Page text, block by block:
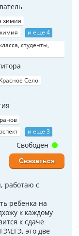
химия
и еще 4
студенты,
Село
и еще 3
работаю с
ребенка на
к каждому
к сдаче
это две
Свободен
Связаться